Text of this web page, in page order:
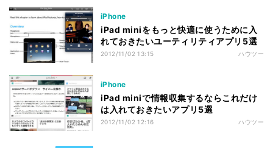
iPhone
iPad miniをもっと快適に使うために入
れておきたいユーティリティアプリ5選
2012/11/02 13:15 ハウツー
iPhone
iPad miniで情報収集するならこれだけ
は入れておきたいアプリ5選
2012/11/02 12:16 ハウツー